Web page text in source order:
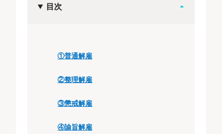
目次
①普通解雇
②整理解雇
③懲戒解雇
④諭旨解雇